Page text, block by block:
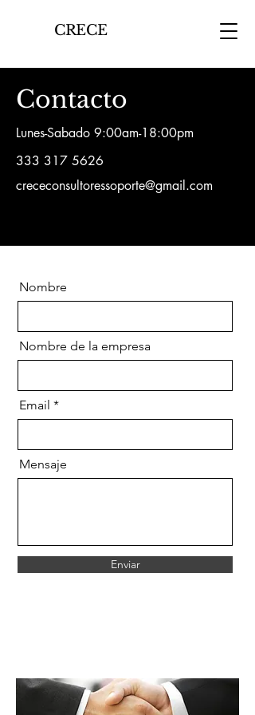
CRECE
Contacto
Lunes-Sabado 9:00am-18:00pm
333 317 5626
crececonsultoressoporte@gmail.com
Nombre
Nombre de la empresa
Email
Mensaje
Enviar